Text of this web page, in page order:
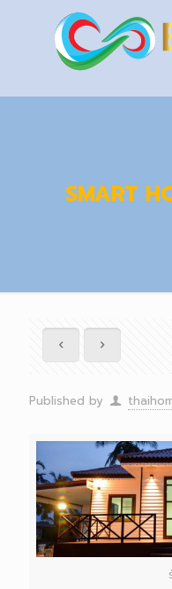
SMART
Published by